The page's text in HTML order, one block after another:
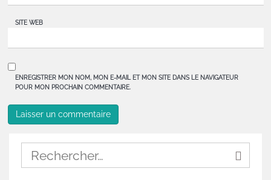
SITE WEB
ENREGISTRER MON NOM, MON E-MAIL ET MON SITE DANS LE NAVIGATEUR
POUR MON PROCHAIN COMMENTAIRE.